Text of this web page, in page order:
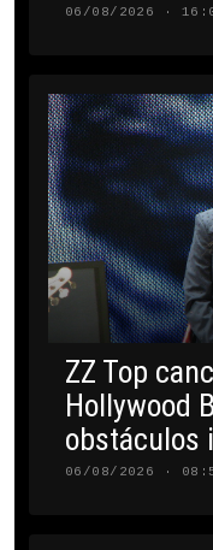
06/08/2026 ·
ZZ Top
Hollywood
obstáculos
06/08/2026 ·